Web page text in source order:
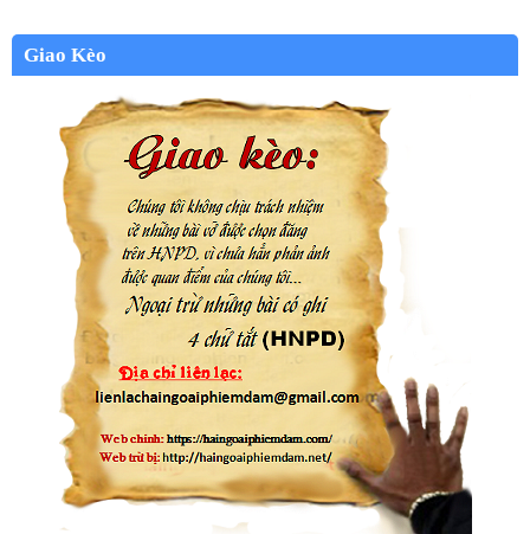
Giao Kèo